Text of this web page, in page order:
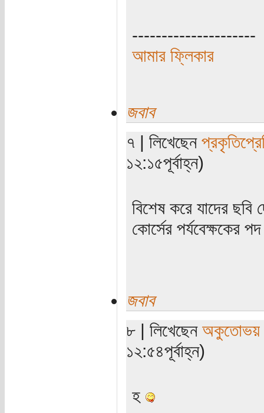
---------------------
আমার ফ্লিকার
জবাব
৭ | লিখেছেন
১২:১৫পূর্বাহ্ন)
বিশেষ করে যাদের
কোর্সের পর্যবেক্ষকের
জবাব
৮ | লিখেছেন অকুতোভয়
১২:৫৪পূর্বাহ্ন)
হ